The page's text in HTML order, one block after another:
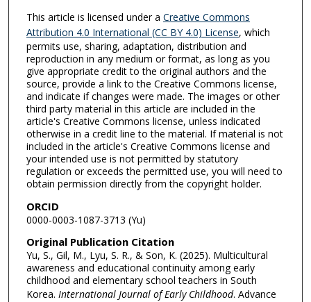
This article is licensed under a Creative Commons
Attribution 4.0 International (CC BY 4.0) License, which
permits use, sharing, adaptation, distribution and
reproduction in any medium or format, as long as you
give appropriate credit to the original authors and the
source, provide a link to the Creative Commons license,
and indicate if changes were made. The images or other
third party material in this article are included in the
article's Creative Commons license, unless indicated
otherwise in a credit line to the material. If material is not
included in the article's Creative Commons license and
your intended use is not permitted by statutory
regulation or exceeds the permitted use, you will need to
obtain permission directly from the copyright holder.
ORCID
0000-0003-1087-3713 (Yu)
Original Publication Citation
Yu, S., Gil, M., Lyu, S. R., & Son, K. (2025). Multicultural
awareness and educational continuity among early
childhood and elementary school teachers in South
Korea. International Journal of Early Childhood. Advance